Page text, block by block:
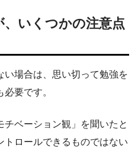
いくつかの注意点
場合は、思い切って勉強を
要です。
ベーション観」を聞いたと
トロールできるものではない